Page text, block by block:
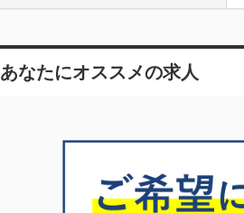
あなたにオススメの求人